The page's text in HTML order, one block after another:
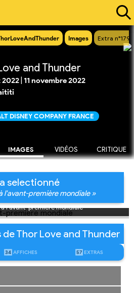
Images Extra
and Thunder
2022 11 novembre 2022
DISNEY COMPANY FRANCE
IMAGES VIDÉOS CRITIQUE
selectionné
l'avant-première mondiale »
l'avant-première mondiale
de Thor Love and Thunder
34 AFFICHES 57 EXTRAS